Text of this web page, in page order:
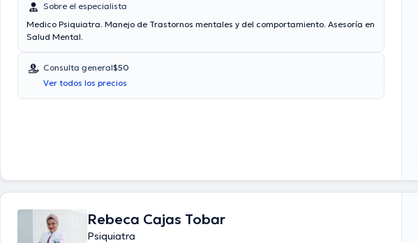
Sobre el especialista
Medico Psiquiatra. Manejo de Trastornos mentales y del comportamiento. Asesoría en
Salud Mental.
Consulta general$50
Ver todos los precios
Rebeca Cajas Tobar
Psiquiatra